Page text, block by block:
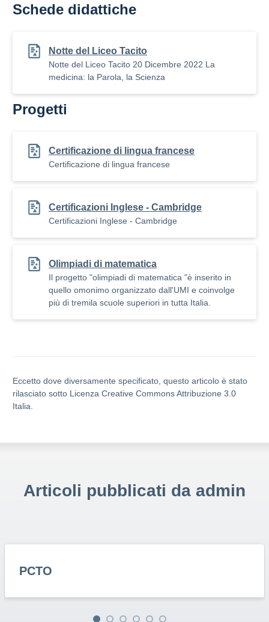
Schede didattiche
Notte del Liceo Tacito
Notte del Liceo Tacito 20 Dicembre 2022 La
medicina: la Parola, la Scienza
Progetti
Certificazione di lingua francese
Certificazione di lingua francese
Certificazioni Inglese - Cambridge
Certificazioni Inglese - Cambridge
Olimpiadi di matematica
Il progetto "olimpiadi di matematica "è inserito in
quello omonimo organizzato dall'UMI e coinvolge
più di tremila scuole superiori in tutta Italia.
Eccetto dove diversamente specificato, questo articolo è stato
rilasciato sotto Licenza Creative Commons Attribuzione 3.0
Italia.
Articoli pubblicati da admin
PCTO